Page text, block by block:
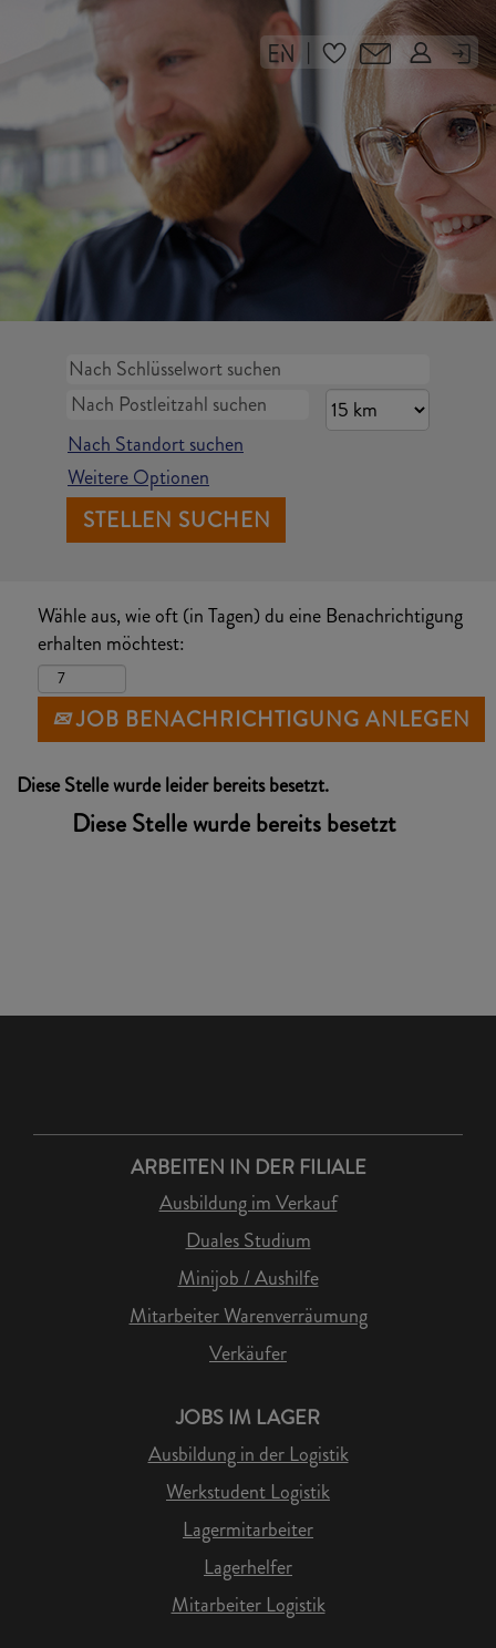
|
Nach Standort suchen
Weitere Optionen
Wähle aus, wie oft (in Tagen) du eine Benachrichtigung
erhalten möchtest:
JOB BENACHRICHTIGUNG ANLEGEN
Diese Stelle wurde leider bereits besetzt.
Diese Stelle wurde bereits besetzt
ARBEITEN IN DER FILIALE
Ausbildung im Verkauf
Duales Studium
Minijob / Aushilfe
Mitarbeiter Warenverräumung
Verkäufer
JOBS IM LAGER
Ausbildung in der Logistik
Werkstudent Logistik
Lagermitarbeiter
Lagerhelfer
Mitarbeiter Logistik